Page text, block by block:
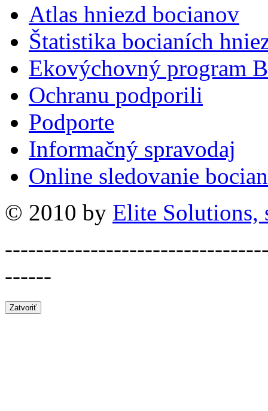
Atlas hniezd bocianov
Štatistika bocianích
Ekovýchovný program
Ochranu podporili
Podporte
Informačný spravodaj
Online sledovanie
© 2010 by Elite Solutions,
------